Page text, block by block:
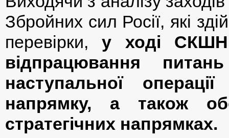
Збройних сил Росії, які
перевірки,у ході СКШН
відпрацювання
наступальної
напрямку, а також
стратегічних напрямках.